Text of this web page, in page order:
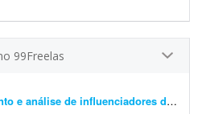
99Freelas
Identificação, ranqueamento e análise de influenciadores de cosplay